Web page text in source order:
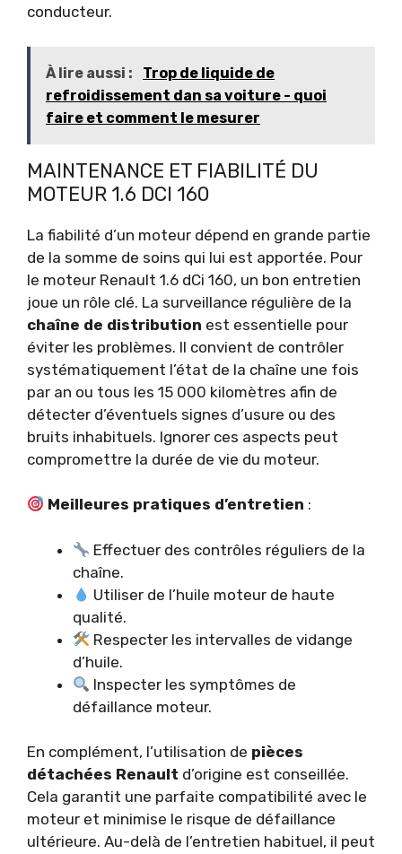
conducteur.
À lire aussi :
Trop de liquide de
refroidissement dan sa voiture - quoi
faire et comment le mesurer
MAINTENANCE ET FIABILITÉ DU
MOTEUR 1.6 DCI 160
La fiabilité d’un moteur dépend en grande partie
de la somme de soins qui lui est apportée. Pour
le moteur Renault 1.6 dCi 160, un bon entretien
joue un rôle clé. La surveillance régulière de la
chaîne de distribution est essentielle pour
éviter les problèmes. Il convient de contrôler
systématiquement l’état de la chaîne une fois
par an ou tous les 15 000 kilomètres afin de
détecter d’éventuels signes d’usure ou des
bruits inhabituels. Ignorer ces aspects peut
compromettre la durée de vie du moteur.
Meilleures pratiques d’entretien :
Effectuer des contrôles réguliers de la
chaîne.
Utiliser de l’huile moteur de haute
qualité.
Respecter les intervalles de vidange
d’huile.
Inspecter les symptômes de
défaillance moteur.
En complément, l’utilisation de pièces
détachées Renault d’origine est conseillée.
Cela garantit une parfaite compatibilité avec le
moteur et minimise le risque de défaillance
ultérieure. Au-delà de l’entretien habituel, il peut